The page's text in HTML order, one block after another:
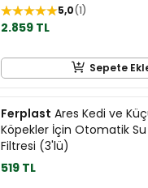
5,0 1
2.859 TL
Sepete
Ferplast Ares Kedi ve
Köpekler İçin Otomatik Su
Filtresi (3'lü)
519 TL